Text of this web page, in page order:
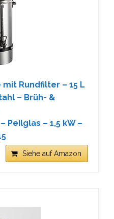
Rundfilter – 15 L
– Brüh- &
Peilglas – 1,5 kW –
Siehe auf Amazon